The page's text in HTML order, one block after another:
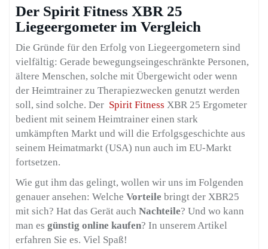
Der Spirit Fitness XBR 25
Liegeergometer im Vergleich
Die Gründe für den Erfolg von Liegeergometern sind
vielfältig: Gerade bewegungseingeschränkte Personen,
ältere Menschen, solche mit Übergewicht oder wenn
der Heimtrainer zu Therapiezwecken genutzt werden
soll, sind solche. Der Spirit Fitness XBR 25 Ergometer
bedient mit seinem Heimtrainer einen stark
umkämpften Markt und will die Erfolgsgeschichte aus
seinem Heimatmarkt (USA) nun auch im EU-Markt
fortsetzen.
Wie gut ihm das gelingt, wollen wir uns im Folgenden
genauer ansehen: Welche Vorteile bringt der XBR25
mit sich? Hat das Gerät auch Nachteile? Und wo kann
man es günstig online kaufen? In unserem Artikel
erfahren Sie es. Viel Spaß!